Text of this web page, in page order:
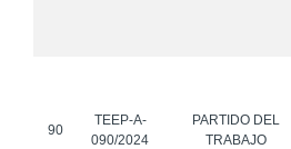
90
TEEP-A-
090/2024
PARTIDO DEL
TRABAJO